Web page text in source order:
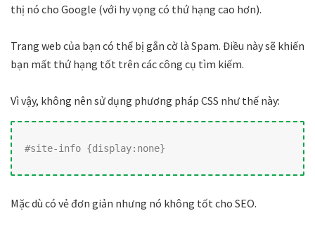
thị nó cho Google (với hy vọng có thứ hạng cao hơn).
Trang web của bạn có thể bị gắn cờ là Spam. Điều này sẽ khiến
bạn mất thứ hạng tốt trên các công cụ tìm kiếm.
Vì vậy, không nên sử dụng phương pháp CSS như thế này:
#site-info {display:none}
Mặc dù có vẻ đơn giản nhưng nó không tốt cho SEO.